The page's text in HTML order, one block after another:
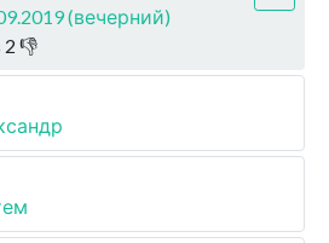
(вечерний)
2 👎